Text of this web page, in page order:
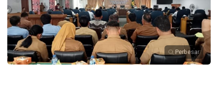
Perbesar